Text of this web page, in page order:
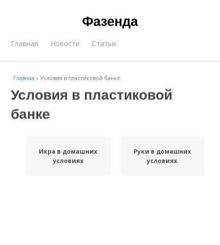
Фазенда
Главная Новости Статьи
Главная »Условия в пластиковой банке
Условия в пластиковой
банке
Икра в домашних
условиях
Руки в домашних
условиях